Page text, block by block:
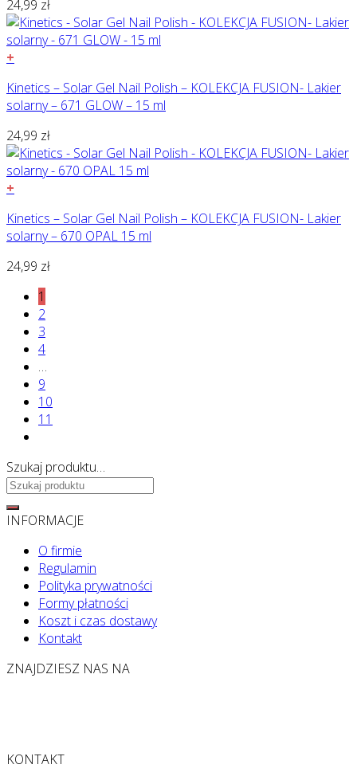
24,99 zł
+
Kinetics – Solar Gel Nail Polish – KOLEKCJA FUSION- Lakier
solarny – 671 GLOW – 15 ml
24,99 zł
+
Kinetics – Solar Gel Nail Polish – KOLEKCJA FUSION- Lakier
solarny – 670 OPAL 15 ml
24,99 zł
1
2
3
4
…
9
10
11
Szukaj produktu…
Szukaj:
INFORMACJE
O firmie
Regulamin
Polityka prywatności
Formy płatności
Koszt i czas dostawy
Kontakt
ZNAJDZIESZ NAS NA
KONTAKT